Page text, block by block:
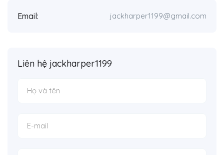
Email: jackharper1199@gmail.com
Liên hệ jackharper1199